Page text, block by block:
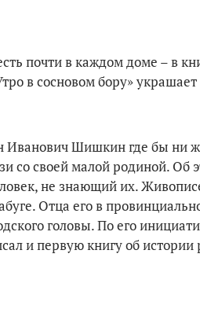
почти в каждом доме – в
в сосновом бору»
Иванович Шишкин где бы ни
со своей малой родиной.
не знающий их.
Отца его в
головы. По его
и первую книгу об истории